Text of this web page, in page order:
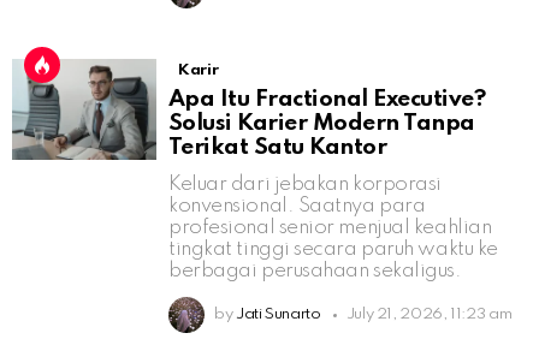
Karir
Apa Itu Fractional Executive?
Solusi Karier Modern Tanpa
Terikat Satu Kantor
Keluar dari jebakan korporasi
konvensional. Saatnya para
profesional senior menjual keahlian
tingkat tinggi secara paruh waktu ke
berbagai perusahaan sekaligus.
by Jati Sunarto July 21, 2026, 11:23 am